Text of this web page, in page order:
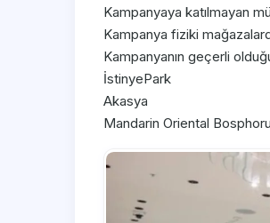
Kampanyaya katılmayan
Kampanya fiziki
Kampanyanın geçerli
İstinyePark
Akasya
Mandarin Oriental